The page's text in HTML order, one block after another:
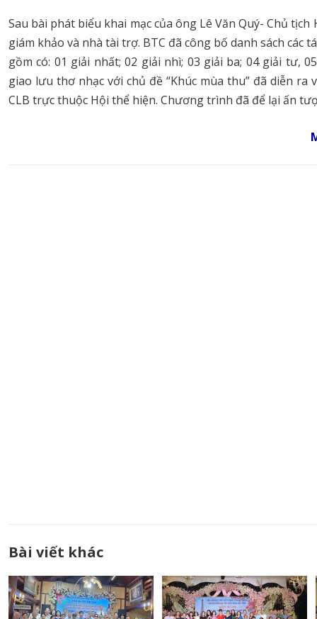
Sau bài phát biểu khai mạc của ông Lê Văn Quý- Chủ
giám khảo và nhà tài trợ. BTC đã công bố danh sách các
gồm có: 01 giải nhất; 02 giải nhì; 03 giải ba; 04 giải tư,
giao lưu thơ nhạc với chủ đề “Khúc mùa thu” đã diễn
CLB trực thuộc Hội thể hiện. Chương trình đã để lại ấn
Bài viết khác